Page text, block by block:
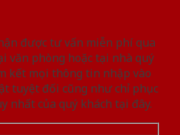
được tư vấn miễn phí qua
văn phòng hoặc tại nhà quý
kết mọi thông tin nhập vào
tuyệt đối cũng như chỉ phục
nhất của quý khách tại đây.